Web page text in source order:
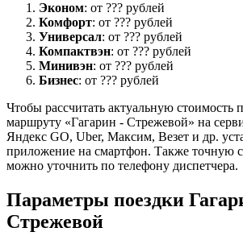
Эконом: от ??? рублей
Комфорт: от ??? рублей
Универсал: от ??? рублей
Компактвэн: от ??? рублей
Минивэн: от ??? рублей
Бизнес: от ??? рублей
Чтобы рассчитать актуальную стоимость
маршруту «Гагарин - Стрежевой» на
Яндекс GO, Uber, Максим, Везет и др.
приложение на смартфон. Также точную
можно уточнить по телефону диспетчера.
Параметры поездки
Стрежевой